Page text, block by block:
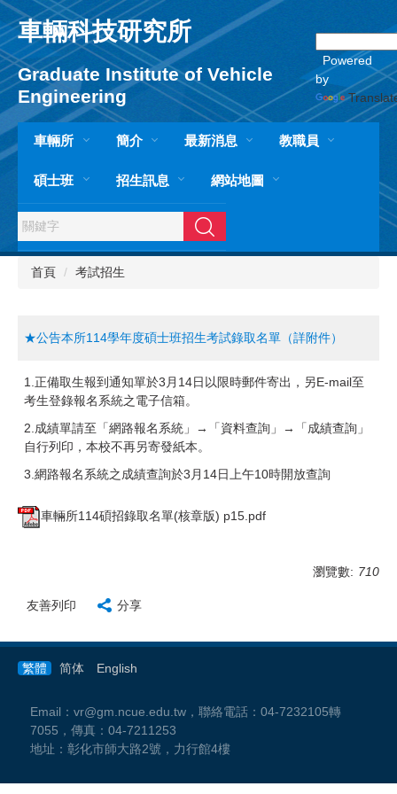
跳
到
主
要
內
容
區
車輛科技研究所
Graduate Institute of Vehicle
Engineering
Powered
by
車輛所 簡介 最新消息 教職員
碩士班 招生訊息 網站地圖
搜尋
首頁 考試招生
★公告本所114學年度碩士班招生考試錄取名單（詳附件）
1.正備取生報到通知單於3月14日以限時郵件寄出，另E-mail至
考生登錄報名系統之電子信箱。
2.成績單請至「網路報名系統」→「資料查詢」→「成績查詢」
自行列印，本校不再另寄發紙本。
3.網路報名系統之成績查詢於3月14日上午10時開放查詢
車輛所114碩招錄取名單(核章版) p15.pdf
瀏覽數: 710
友善列印 分享
繁體 简体 English
Email：vr@gm.ncue.edu.tw，聯絡電話：04-7232105轉
7055，傳真：04-7211253
地址：彰化市師大路2號，力行館4樓